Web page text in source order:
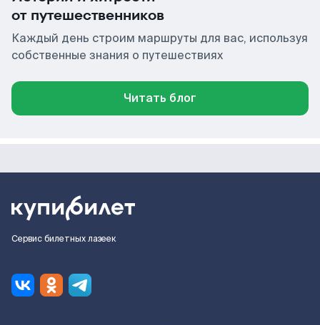
от путешественников
Каждый день строим маршруты для вас, используя
собственные знания о путешествиях
Читать блог
Сервис билетных лазеек